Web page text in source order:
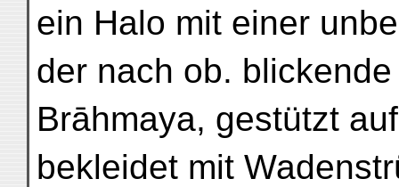
ein Halo mit einer
der nach ob. blickende
Brāhmaya, gestützt
bekleidet mit